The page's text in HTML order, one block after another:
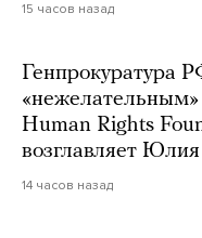
15 часов назад
Генпрокуратура
Human Rights
возглавляет
14 часов назад